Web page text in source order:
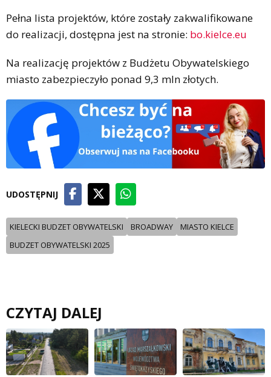
Pełna lista projektów, które zostały zakwalifikowane
do realizacji, dostępna jest na stronie: bo.kielce.eu
Na realizację projektów z Budżetu Obywatelskiego
miasto zabezpieczyło ponad 9,3 mln złotych.
UDOSTĘPNIJ
KIELECKI BUDZET OBYWATELSKI BROADWAY
MIASTO KIELCE
BUDZET OBYWATELSKI 2025
CZYTAJ DALEJ